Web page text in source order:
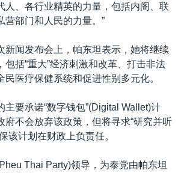
人、各行业精英的力量，包括内阁、联
营部门和人民的力量。”
新闻发布会上，帕东坦表示，她将继续
包括“重大”经济刺激和改革、打击非法
民医疗保健系统和促进性别多元化。
主要承诺“数字钱包”(Digital Wallet)计
府不会放弃该政策，但将寻求“研究并听
该计划在财政上负责任。
Thai Party)领导，为泰党由帕东坦